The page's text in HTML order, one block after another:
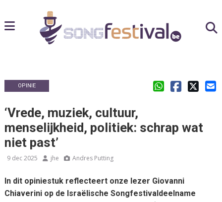
OPINIE
‘Vrede, muziek, cultuur,
menselijkheid, politiek: schrap wat
niet past’
9 dec 2025 jhe Andres Putting
In dit opiniestuk reflecteert onze lezer Giovanni
Chiaverini op de Israëlische Songfestivaldeelname